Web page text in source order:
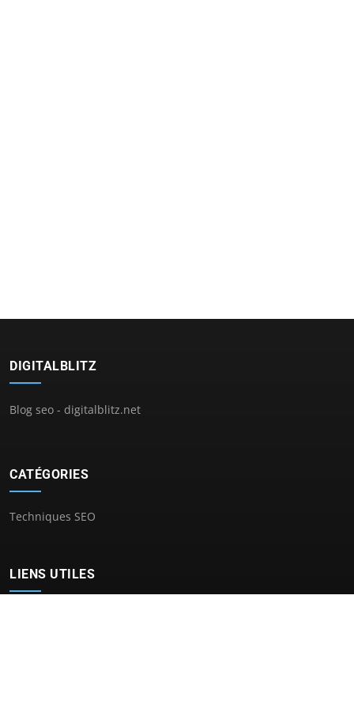
DIGITALBLITZ
Blog seo - digitalblitz.net
CATÉGORIES
Techniques SEO
LIENS UTILES